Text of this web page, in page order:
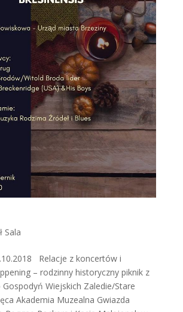
Sala
Relacje z koncertów i
– rodzinny historyczny piknik z
Gospodyń Wiejskich Zaledie/Stare
Akademia Muzealna Gwiazda